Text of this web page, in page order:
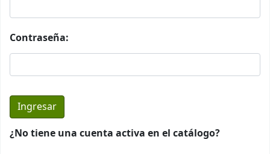
Contraseña:
¿No tiene una cuenta activa en el catálogo?